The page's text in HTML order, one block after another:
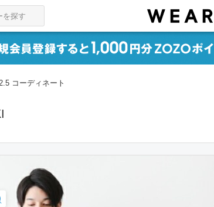
を探す
コーディネート